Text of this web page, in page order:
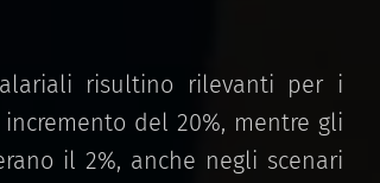
risultino rilevanti per i
del 20%, mentre gli
il 2%, anche negli scenari